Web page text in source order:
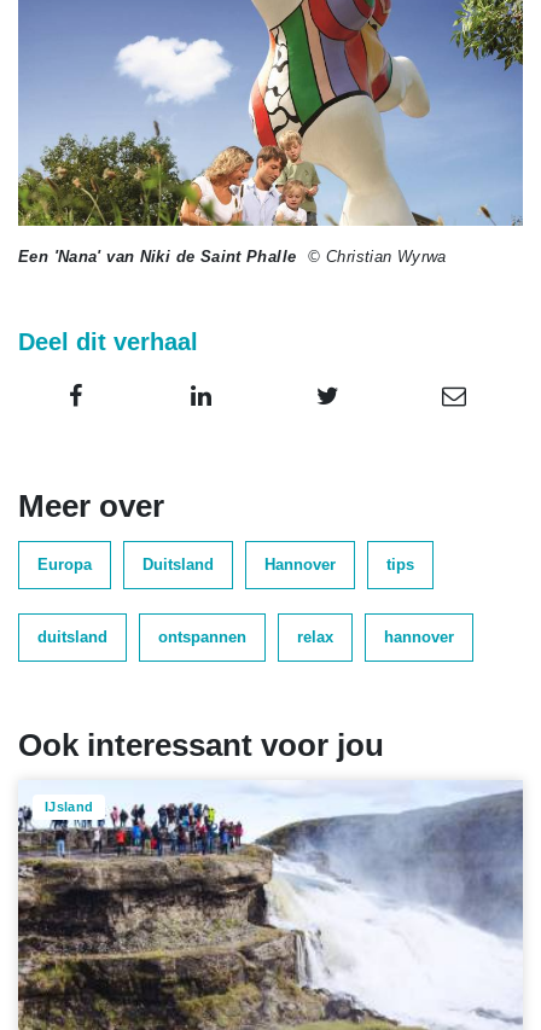
Een 'Nana' van Niki de Saint Phalle © Christian Wyrwa
Deel dit verhaal
Meer over
Europa Duitsland Hannover tips
duitsland ontspannen relax hannover
Ook interessant voor jou
IJsland